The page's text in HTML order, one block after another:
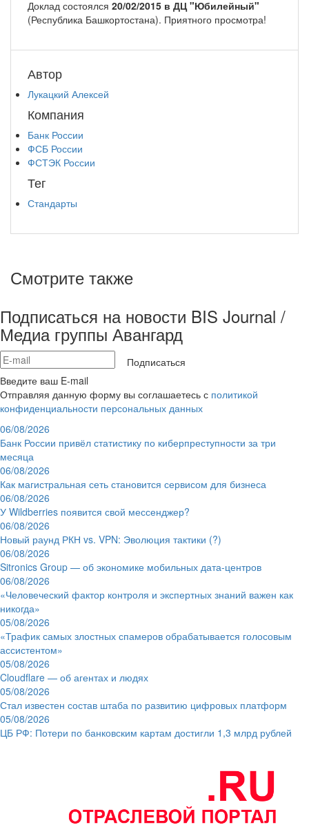
Доклад состоялся 20/02/2015 в ДЦ "Юбилейный"
(Республика Башкортостана). Приятного просмотра!
Автор
Лукацкий Алексей
Компания
Банк России
ФСБ России
ФСТЭК России
Тег
Стандарты
Смотрите также
Подписаться на новости BIS Journal /
Медиа группы Авангард
Подписаться
Введите ваш E-mail
Отправляя данную форму вы соглашаетесь с политикой
конфиденциальности персональных данных
06/08/2026
Банк России привёл статистику по киберпреступности за три
месяца
06/08/2026
Как магистральная сеть становится сервисом для бизнеса
06/08/2026
У Wildberries появится свой мессенджер?
06/08/2026
Новый раунд РКН vs. VPN: Эволюция тактики (?)
06/08/2026
Sitronics Group — об экономике мобильных дата-центров
06/08/2026
«Человеческий фактор контроля и экспертных знаний важен как
никогда»
05/08/2026
«Трафик самых злостных спамеров обрабатывается голосовым
ассистентом»
05/08/2026
Cloudflare — об агентах и людях
05/08/2026
Стал известен состав штаба по развитию цифровых платформ
05/08/2026
ЦБ РФ: Потери по банковским картам достигли 1,3 млрд рублей